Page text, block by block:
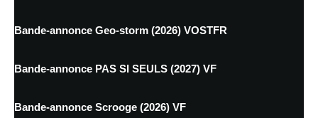
Bande-annonce Geo-storm (2026) VOSTFR
Bande-annonce PAS SI SEULS (2027) VF
Bande-annonce Scrooge (2026) VF